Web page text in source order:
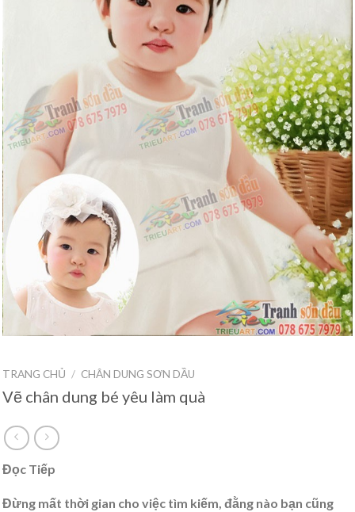
TRANG CHỦ / CHÂN DUNG SƠN DẦU
Vẽ chân dung bé yêu làm quà
Đọc Tiếp
Đừng mất thời gian cho việc tìm kiếm, đằng nào bạn cũng